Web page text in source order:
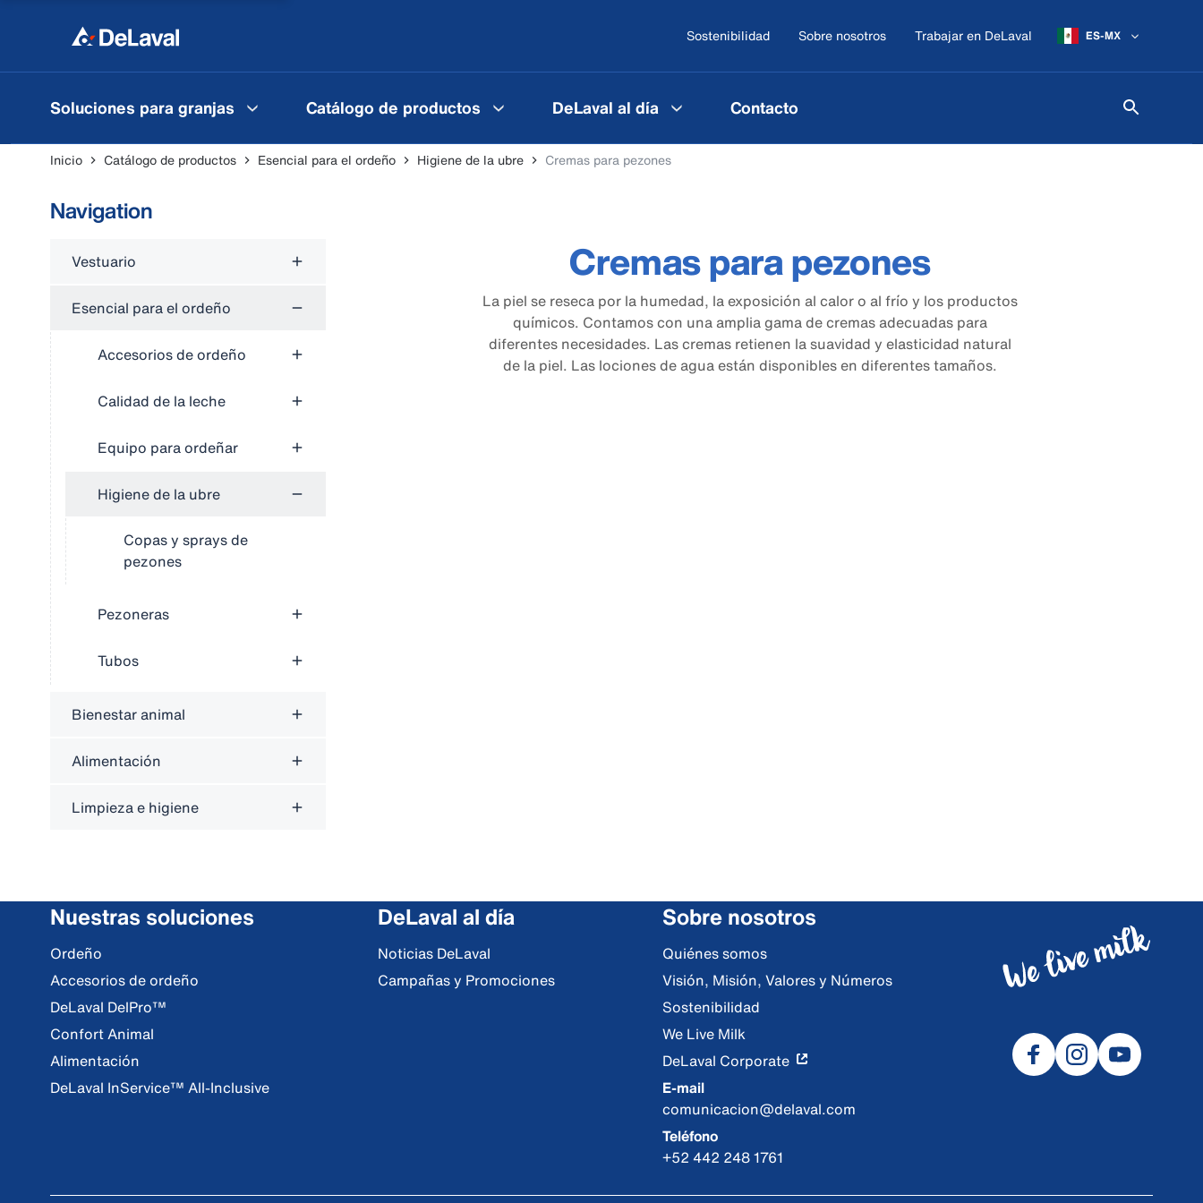
Sostenibilidad Sobre nosotros Trabajar en DeLaval ES-MX
Soluciones para granjas Catálogo de productos DeLaval al día Contacto
Inicio Catálogo de productos Esencial para el ordeño Higiene de la ubre Cremas para pezones
Navigation
Vestuario
Esencial para el ordeño
Accesorios de ordeño
Calidad de la leche
Equipo para ordeñar
Higiene de la ubre
Copas y sprays de
pezones
Pezoneras
Tubos
Bienestar animal
Alimentación
Limpieza e higiene
Cremas para pezones
La piel se reseca por la humedad, la exposición al calor o al frío y los productos
químicos. Contamos con una amplia gama de cremas adecuadas para
diferentes necesidades. Las cremas retienen la suavidad y elasticidad natural
de la piel. Las lociones de agua están disponibles en diferentes tamaños.
Nuestras soluciones
Ordeño
Accesorios de ordeño
DeLaval DelPro™
Confort Animal
Alimentación
DeLaval InService™ All-Inclusive
DeLaval al día
Noticias DeLaval
Campañas y Promociones
Sobre nosotros
Quiénes somos
Visión, Misión, Valores y Números
Sostenibilidad
We Live Milk
DeLaval Corporate
E-mail
comunicacion@delaval.com
Teléfono
+52 442 248 1761